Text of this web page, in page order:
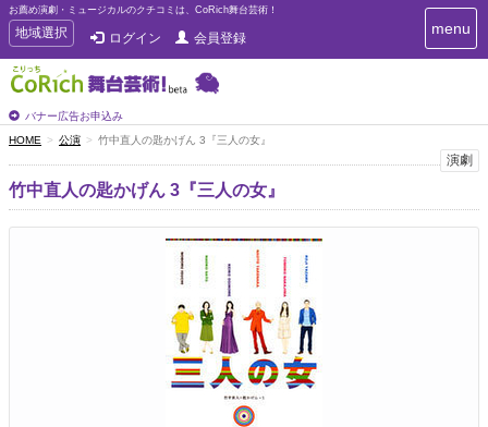
お薦め演劇・ミュージカルのクチコミは、CoRich舞台芸術！
T
o
g
g
e
n
a
v
i
地域選択 ログイン 会員登録
バナー広告お申込み
T
o
i
menu
HOME 公演 竹中直人の匙かげん 3『三人の女』
演劇
竹中直人の匙かげん 3『三人の女』